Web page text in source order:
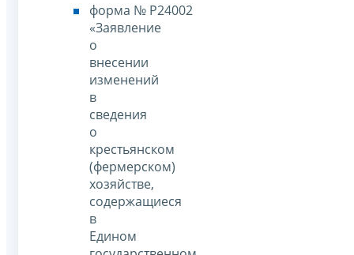
форма № Р24002
«Заявление
о
внесении
изменений
в
сведения
о
крестьянском
(фермерском)
хозяйстве,
содержащиеся
в
Едином